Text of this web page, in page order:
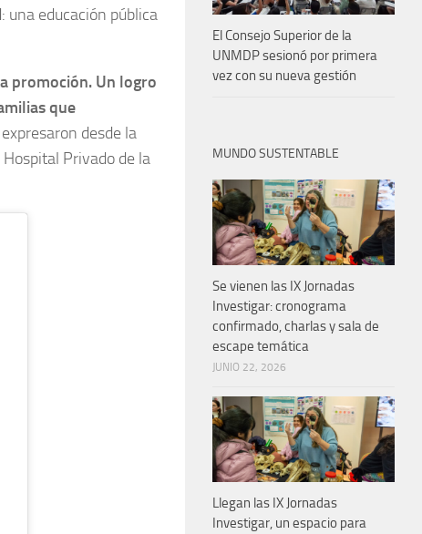
una educación pública
promoción. Un logro
que
expresaron desde la
Privado de la
El Consejo Superior de la
UNMDP sesionó por primera
vez con su nueva gestión
MUNDO SUSTENTABLE
Se vienen las IX Jornadas
Investigar: cronograma
confirmado, charlas y sala de
escape temática
JUNIO 22, 2026
Llegan las IX Jornadas
Investigar, un espacio para